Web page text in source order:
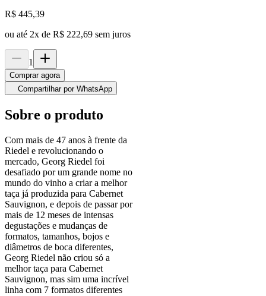
R$ 445,39
ou até 2x de R$ 222,69 sem juros
1
Comprar agora
Compartilhar por WhatsApp
Sobre o produto
Com mais de 47 anos à frente da
Riedel e revolucionando o
mercado, Georg Riedel foi
desafiado por um grande nome no
mundo do vinho a criar a melhor
taça já produzida para Cabernet
Sauvignon, e depois de passar por
mais de 12 meses de intensas
degustações e mudanças de
formatos, tamanhos, bojos e
diâmetros de boca diferentes,
Georg Riedel não criou só a
melhor taça para Cabernet
Sauvignon, mas sim uma incrível
linha com 7 formatos diferentes